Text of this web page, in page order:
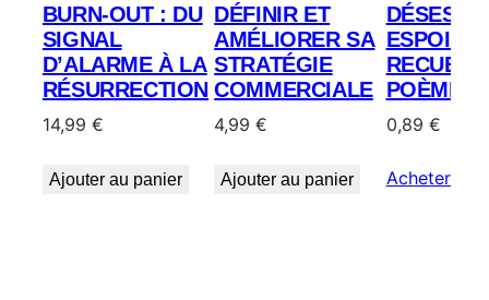
BURN-OUT : DU
SIGNAL
D’ALARME À LA
RÉSURRECTION
14,99 €
Ajouter au panier
DÉFINIR ET
AMÉLIORER SA
STRATÉGIE
COMMERCIALE
4,99€
Ajouter au panier
ESPOIRS:
RECUEIL
POÈMES
0,89 €
Acheter le